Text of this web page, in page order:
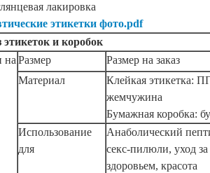
лакировка
этикетки фото.pdf
этикеток и коробок
на Размер
Размер на заказ
Материал
Клейкая этикетка:
жемчужина
Бумажная коробка:
Использование
для
Анаболический
секс-пилюли, уход
здоровьем, красота